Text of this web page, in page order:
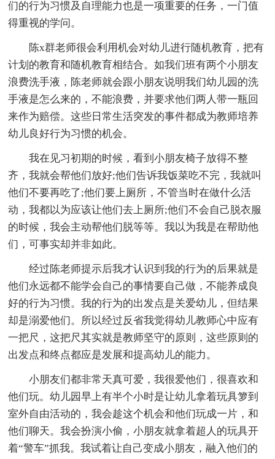
们的行为习惯及自理能力也是一项重要的任务，一门值
得重视的学问。
陈x群老师很会利用机会对幼儿进行随机教育，把有
计划的教育和随机教育相结合。如我们班有两个小朋友
浪费洗手液，陈老师就会跟小朋友说明我们幼儿园的洗
手液是怎么来的，不能浪费，并要求他们两人带一瓶回
来作为赔偿。这些日常生活突发的事件都成为教师培养
幼儿良好行为习惯的机会。
我在见习初期的时候，看到小朋友椅子放得不整
齐，我就会帮他们放好;他们告诉我饭菜吃不完，我就叫
他们不要再吃了;他们要上厕所，不管当时在做什么活
动，我都以为应该让他们去上厕所;他们不会自己脱衣服
的时候，我会主动帮他们脱等等。我以为我是在帮助他
们，可事实却并非如此。
经过陈老师提示后我才认识到我的行为的后果就是
他们永远都不能学会自己的事情要自己做，不能养成良
好的行为习惯。我的行为的出发点是关爱幼儿，但结果
却是溺爱他们。所以经过反省我觉得幼儿教师心中应有
一把尺，这把尺其实就是教师坚守的原则，这些原则的
出发点和终点都应是发展和提高幼儿的能力。
小朋友们都非常天真可爱，我很爱他们，很喜欢和
他们玩。幼儿园早上有半个小时是让幼儿拿着玩具箩到
室外自由活动的，我会趁这个机会和他们玩成一片，和
他们聊天。我会扮演小偷，小朋友就拿着超人的玩具开
着“警车”抓我。我试着让自己变成小朋友，融入他们的